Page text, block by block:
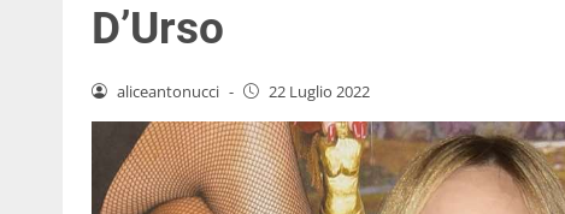
D’Urso
aliceantonucci - 22 Luglio 2022